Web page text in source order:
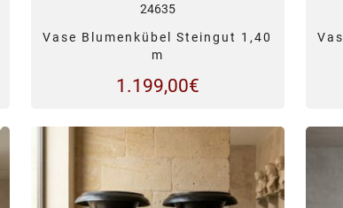
24635
Vase Blumenkübel Steingut 1,40
m
1.199,00€